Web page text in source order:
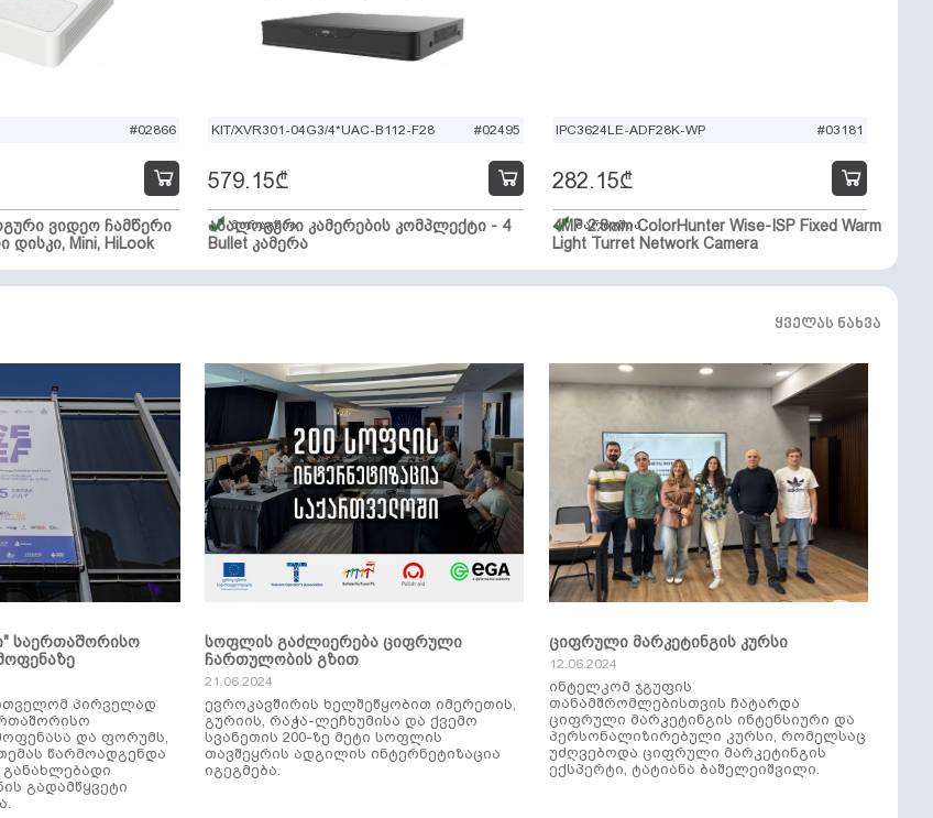
#02866
ვიდეო ჩამწერი
დისკი, Mini, HiLook
KIT/XVR301-04G3/4*UAC-B112-F28 #02495
ანალოგური კამერების კომპლექტი - 4
Bullet კამერა
579.15₾
მარაგშია
IPC3624LE-ADF28K-WP #03181
4MP 2.8mm ColorHunter Wise-ISP Fixed Warm
Light Turret Network Camera
282.15₾
მარაგშია
ყველას ნახვა
საერთაშორისო
პირველად
და ფორუმს,
წარმოადგენდა
გადამწყვეტი
სოფლის გაძლიერება ციფრული
ჩართულობის გზით
21.06.2024
ევროკავშირის ხელშეწყობით იმერეთის,
გურიის, რაჭა-ლეჩხუმისა და ქვემო
სვანეთის 200-ზე მეტი სოფლის
თავშეყრის ადგილის ინტერნეტიზაცია
იგეგმება.
ციფრული მარკეტინგის კურსი
12.06.2024
ინტელკომ ჯგუფის
თანამშრომლებისთვის ჩატარდა
ციფრული მარკეტინგის ინტენსიური და
პერსონალიზირებული კურსი, რომელსაც
უძღვებოდა ციფრული მარკეტინგის
ექსპერტი, ტატიანა ბაშელეიშვილი.